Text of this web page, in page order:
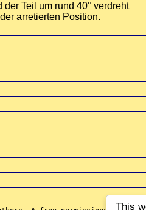
This
Teil um rund 40° verdreht
arretierten Position.